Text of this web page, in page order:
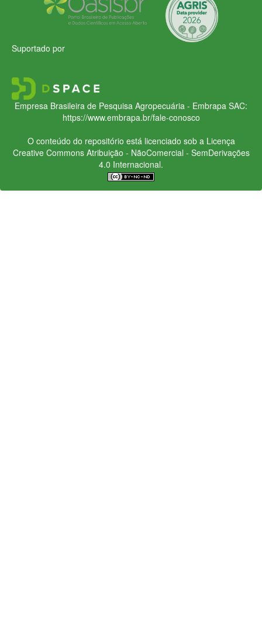
Suportado por
Empresa Brasileira de Pesquisa Agropecuária - Embrapa SAC:
https://www.embrapa.br/fale-conosco
O conteúdo do repositório está licenciado sob a Licença
Creative CommonsAtribuição - NãoComercial - SemDerivações
4.0 Internacional.